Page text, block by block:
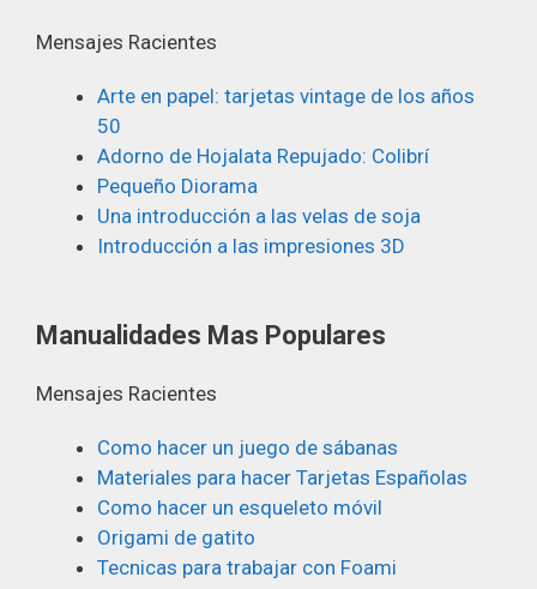
Mensajes Racientes
Arte en papel: tarjetas vintage de los años
50
Adorno de Hojalata Repujado: Colibrí
Pequeño Diorama
Una introducción a las velas de soja
Introducción a las impresiones 3D
Manualidades Mas Populares
Mensajes Racientes
Como hacer un juego de sábanas
Materiales para hacer Tarjetas Españolas
Como hacer un esqueleto móvil
Origami de gatito
Tecnicas para trabajar con Foami